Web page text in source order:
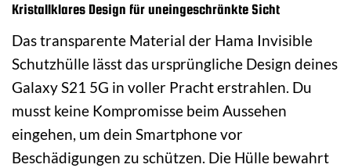
Kristallklares Design für uneingeschränkte Sicht
Das transparente Material der Hama Invisible
Schutzhülle lässt das ursprüngliche Design deines
Galaxy S21 5G in voller Pracht erstrahlen. Du
musst keine Kompromisse beim Aussehen
eingehen, um dein Smartphone vor
Beschädigungen zu schützen. Die Hülle bewahrt